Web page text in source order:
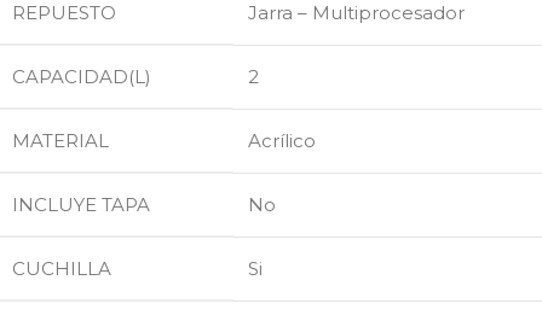
REPUESTO Jarra – Multiprocesador
CAPACIDAD(L) 2
MATERIAL Acrílico
INCLUYE TAPA No
CUCHILLA Si